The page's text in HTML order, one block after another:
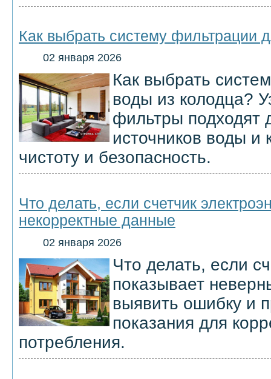
Как выбрать систему фильтрации
02 января 2026
Как выбрать
воды из колодца?
фильтры подходят
источников воды и
чистоту и безопасность.
Что делать, если счетчик
некорректные данные
02 января 2026
Что делать, если
показывает
выявить ошибку и
показания для
потребления.